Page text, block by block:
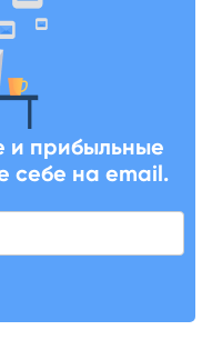
и прибыльные
себе на email.